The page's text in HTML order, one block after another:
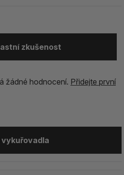
zkušenost
žádné hodnocení. Přidejte první
vykuřovadla